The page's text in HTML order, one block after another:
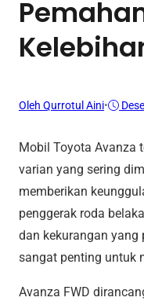
Oleh Qurrotul Aini•
Mobil Toyota Avanza
varian yang sering
memberikan
penggerak roda
dan kekurangan yang
sangat penting untuk
Avanza FWD